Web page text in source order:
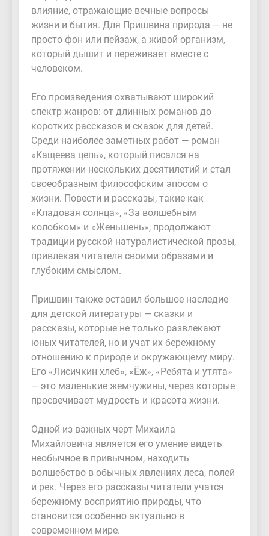
влияние, отражающие вечные вопросы
жизни и бытия. Для Пришвина природа — не
просто фон или пейзаж, а живой организм,
который дышит и переживает вместе с
человеком.
Его произведения охватывают широкий
спектр жанров: от длинных романов до
коротких рассказов и сказок для детей.
Среди наиболее заметных работ — роман
«Кащеева цепь», который писался на
протяжении нескольких десятилетий и стал
своеобразным философским эпосом о
жизни. Повести и рассказы, такие как
«Кладовая солнца», «За волшебным
колобком» и «Женьшень», продолжают
традиции русской натуралистической прозы,
привлекая читателя своими образами и
глубоким смыслом.
Пришвин также оставил большое наследие
для детской литературы — сказки и
рассказы, которые не только развлекают
юных читателей, но и учат их бережному
отношению к природе и окружающему миру.
Его «Лисичкин хлеб», «Ёж», «Ребята и утята»
— это маленькие жемчужины, через которые
просвечивает мудрость и красота жизни.
Одной из важных черт Михаила
Михайловича является его умение видеть
необычное в привычном, находить
волшебство в обычных явлениях леса, полей
и рек. Через его рассказы читатели учатся
бережному восприятию природы, что
становится особенно актуально в
современном мире.